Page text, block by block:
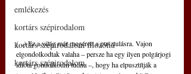
emlékezés
kortárs szépirodalom
kortárs szépirodalom filozófia
kortárs szépirodalom
(...) Ez a világ már megérett a pusztulásra. Vajon
elgondolkodtak valaha – persze ha egy ilyen polgárjogi
idióta gondolkodni tudna –, hogy ha elpusztítják a